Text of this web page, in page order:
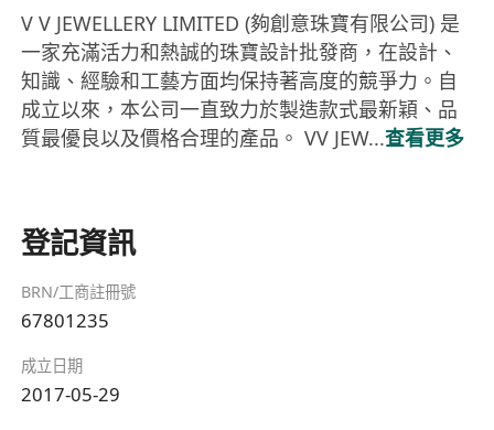
V V JEWELLERY LIMITED (夠創意珠寶有限公司) 是
一家充滿活力和熱誠的珠寶設計批發商，在設計、
知識、經驗和工藝方面均保持著高度的競爭力。自
成立以來，本公司一直致力於製造款式最新穎、品
質最優良以及價格合理的產品。 VV JEW...查看更多
登記資訊
BRN/工商註冊號
67801235
成立日期
2017-05-29